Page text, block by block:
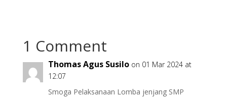
1 Comment
Thomas Agus Susilo on 01 Mar 2024 at
12:07
Smoga Pelaksanaan Lomba jenjang SMP